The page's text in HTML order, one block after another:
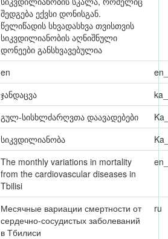
შედგება ექვსი დონისგან.
წელიწადის სხვადასხვა თვისთვის
სიკვდილიანობის აღნიშნული
დონეები განსხვავებულია
en
ჯანდაცვა
გულ-სისხლძარღვთა დაავადებები
სიკვდილიანობა
The monthly variations in mortality
from the cardiovascular diseases in
Tbilisi
Месячные вариации смертности от
сердечно-сосудистых заболеваний
в Тбилиси
ru